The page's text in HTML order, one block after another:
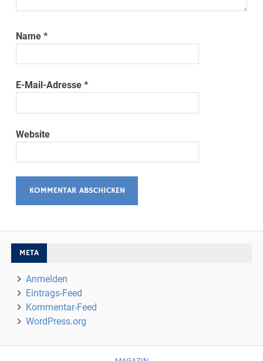
Name*
E-Mail-Adresse*
Website
META
Anmelden
Eintrags-Feed
Kommentar-Feed
WordPress.org